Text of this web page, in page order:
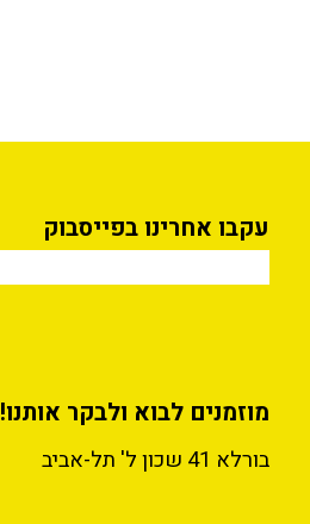
עקבו אחרינו בפייסבוק
מוזמנים לבוא ולבקר אותנו!
בורלא 41 שכון ל' תל-אביב